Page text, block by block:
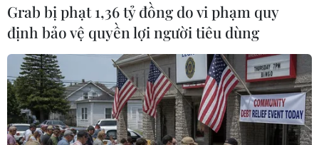
OECD hạ mức dự báo tăng trưởng toàn
cầu do biến thể Omicron
Grab bị phạt 1,36 tỷ đồng do vi phạm quy
định bảo vệ quyền lợi người tiêu dùng